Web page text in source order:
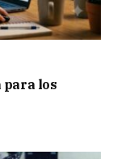
para los